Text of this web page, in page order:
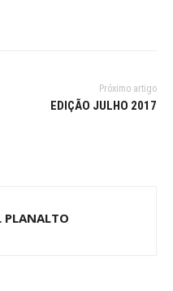
Próximo artigo
EDIÇÃO JULHO 2017
PLANALTO